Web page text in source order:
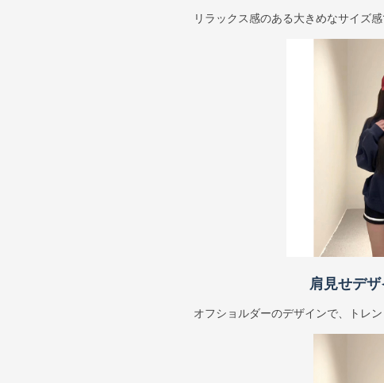
リラックス感のある大きめなサイズ
肩見せデ
オフショルダーのデザインで、トレ